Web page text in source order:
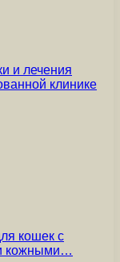
и лечения
клинике
кошек с
кожными…